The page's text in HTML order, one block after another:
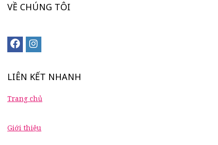
VỀ CHÚNG TÔI
LIÊN KẾT NHANH
Trang chủ
Giới thiệu